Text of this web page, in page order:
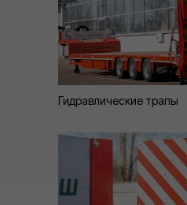
Гидравлические трапы